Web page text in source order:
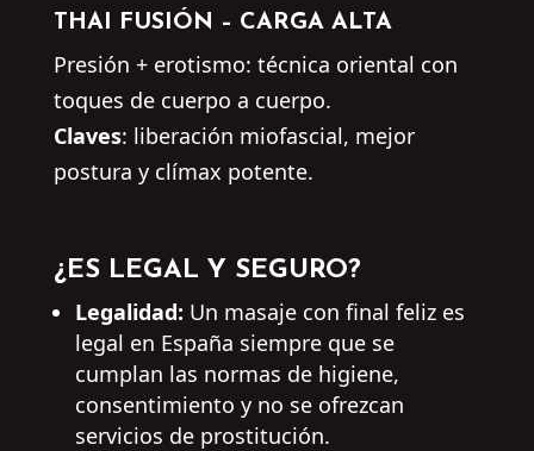
THAI FUSIÓN – CARGA ALTA
Presión + erotismo: técnica oriental con
toques de cuerpo a cuerpo.
Claves: liberación miofascial, mejor
postura y clímax potente.
¿ES LEGAL Y SEGURO?
Legalidad: Un masaje con final feliz es
legal en España siempre que se
cumplan las normas de higiene,
consentimiento y no se ofrezcan
servicios de prostitución.